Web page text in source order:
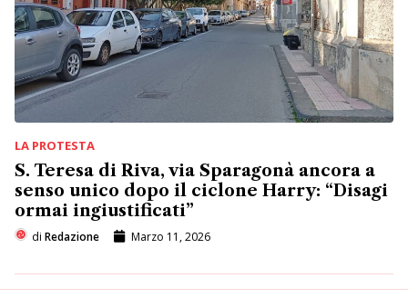
LA PROTESTA
S. Teresa di Riva, via Sparagonà ancora a
senso unico dopo il ciclone Harry: “Disagi
ormai ingiustificati”
di Redazione Marzo 11, 2026